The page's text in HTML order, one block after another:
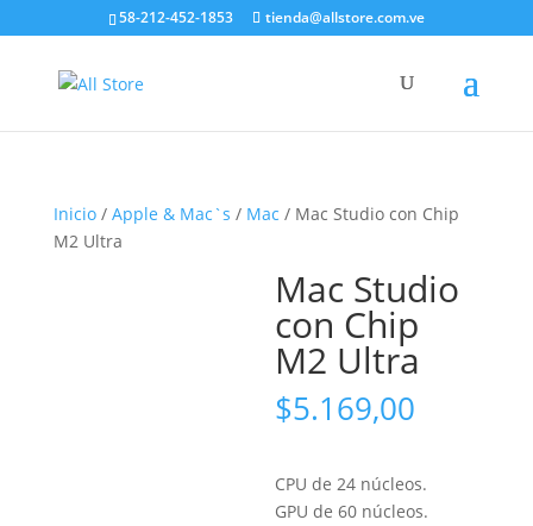
58-212-452-1853 tienda@allstore.com.ve
Inicio/ Apple & Mac`s / Mac / Mac Studio con Chip
M2 Ultra
Mac Studio
con Chip
M2 Ultra
$5.169,00
CPU de 24 núcleos.
GPU de 60 núcleos.